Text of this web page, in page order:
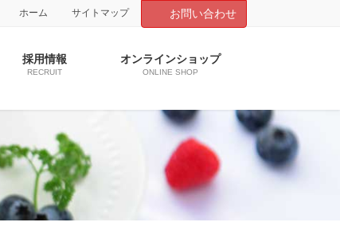
ホーム サイトマップ お問い合わせ
採用情報
RECRUIT
オンラインショップ
ONLINE SHOP